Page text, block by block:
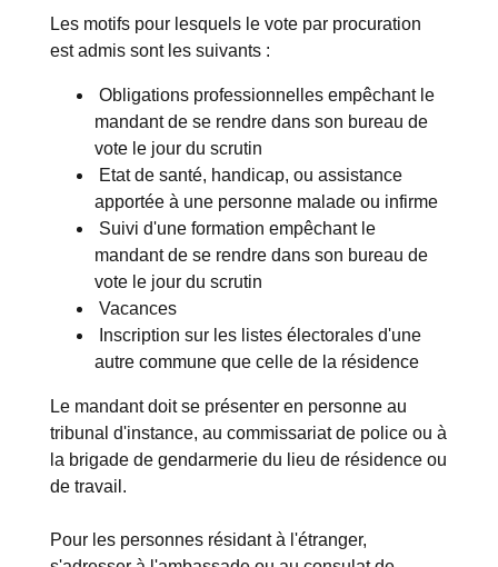
Les motifs pour lesquels le vote par procuration
est admis sont les suivants :
Obligations professionnelles empêchant le
mandant de se rendre dans son bureau de
vote le jour du scrutin
Etat de santé, handicap, ou assistance
apportée à une personne malade ou infirme
Suivi d'une formation empêchant le
mandant de se rendre dans son bureau de
vote le jour du scrutin
Vacances
Inscription sur les listes électorales d'une
autre commune que celle de la résidence
Le mandant doit se présenter en personne au
tribunal d'instance, au commissariat de police ou à
la brigade de gendarmerie du lieu de résidence ou
de travail.
Pour les personnes résidant à l'étranger,